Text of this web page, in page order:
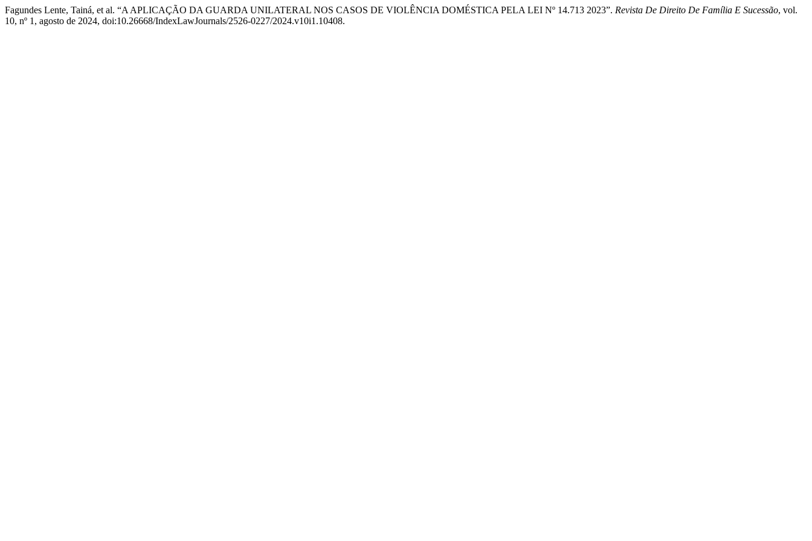
Fagundes Lente, Tainá, et al. “A APLICAÇÃO DA GUARDA UNILATERAL NOS CASOS DE VIOLÊNCIA DOMÉSTICA PELA LEI Nº 14.713 2023”. Revista De Direito De Família E Sucessão, vol.
10, nº 1, agosto de 2024, doi:10.26668/IndexLawJournals/2526-0227/2024.v10i1.10408.